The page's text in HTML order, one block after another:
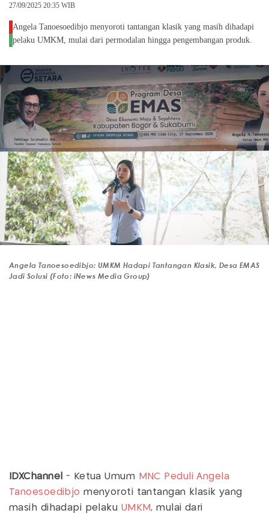
27/09/2025 20:35 WIB
Angela Tanoesoedibjo menyoroti tantangan klasik yang masih dihadapi
pelaku UMKM, mulai dari permodalan hingga pengembangan produk.
Angela Tanoesoedibjo: UMKM Hadapi Tantangan Klasik, Desa EMAS
Jadi Solusi (Foto: iNews Media Group)
IDXChannel - Ketua Umum MNC Peduli Angela
Tanoesoedibjo menyoroti tantangan klasik yang
masih dihadapi pelaku UMKM, mulai dari